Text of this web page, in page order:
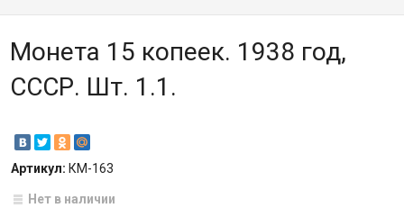
Монета 15 копеек. 1938 год,
СССР. Шт. 1.1.
Артикул: КМ-163
Нет в наличии